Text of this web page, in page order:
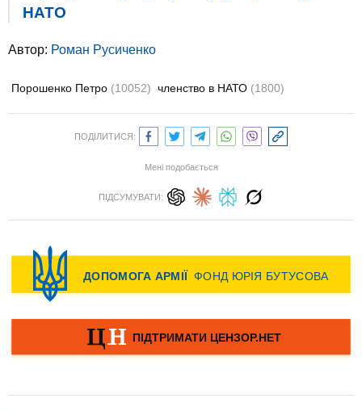
НАТО
Автор: Роман Русиченко
Порошенко Петро (10052) членство в НАТО (1800)
ПОДІЛИТИСЯ:
Мені подобається
ПІДСУМУВАТИ: